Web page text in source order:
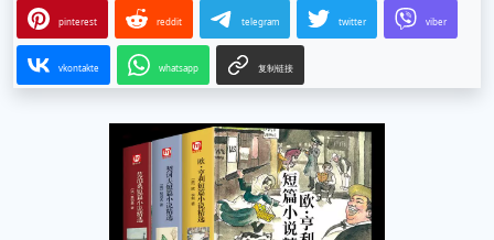
pinterest reddit telegram twitter viber
vkontakte whatsapp 复制链接